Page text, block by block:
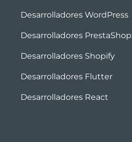
Desarrolladores WordPress
Desarrolladores PrestaShop
Desarrolladores Shopify
Desarrolladores Flutter
Desarrolladores React